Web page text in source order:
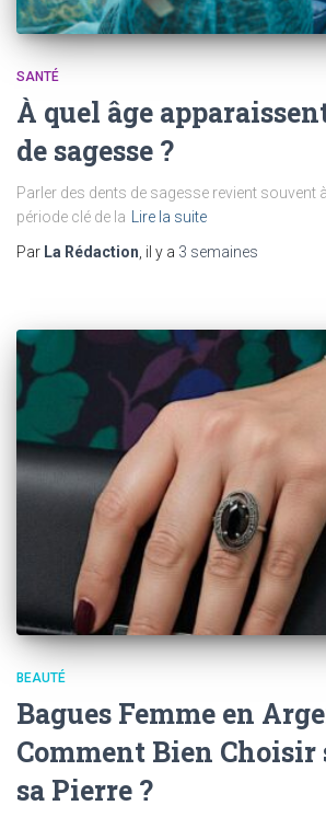
SANTÉ
À quel âge
de sagesse ?
Parler des dents de sagesse revient souvent
période clé de la
Lire la suite
Par La Rédaction , il y a 3 semaines
BEAUTÉ
Bagues Femme en
Comment Bien Choisir
sa Pierre ?